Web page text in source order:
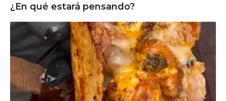
¿En qué estará pensando?